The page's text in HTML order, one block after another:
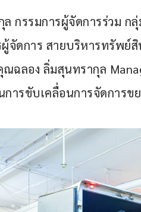
กรรมการผู้จัดการร่วม
จัดการ สายบริหารทรัพย์
ฉลอง ลิ่มสุนทรากุล
ารขับเคลื่อนการจัดการข